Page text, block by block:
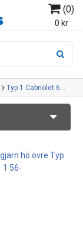
(0)
0 kr
Typ 1 Cabriolet 65-79